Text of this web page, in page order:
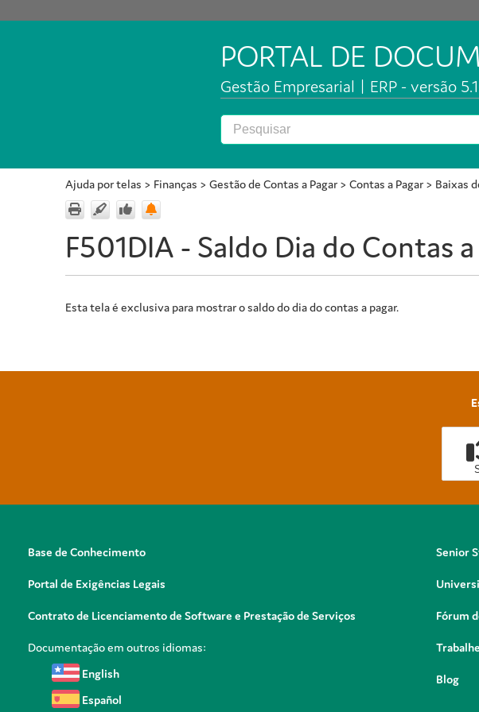
PORTAL DE
Gestão Empresarial | ERP - versão
Ajuda por telas > Finanças > Gestão de Contas a Pagar> Contas a Pagar> Baixas
F501DIA - Saldo Dia do Contas
Esta tela é exclusiva para mostrar o saldo do dia do contas a pagar.
Base de Conhecimento
Portal de Exigências Legais
Contrato de Licenciamento de Software e Prestação de Serviços
Documentação em outros idiomas:
English
Español
Senior
Fórum
Blog